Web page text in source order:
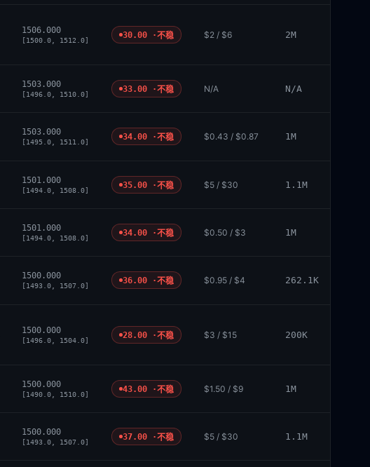
1506.000
[1500.0, 1512.0]
30.00 ·不稳 $2 / $6 2M
1503.000
[1496.0, 1510.0]
33.00 ·不稳 N/A N/A
1503.000
[1495.0, 1511.0]
34.00 ·不稳 $0.43 / $0.87 1M
1501.000
[1494.0, 1508.0]
35.00 ·不稳 $5 / $30 1.1M
1501.000
[1494.0, 1508.0]
34.00 ·不稳 $0.50 / $3 1M
1500.000
[1493.0, 1507.0]
36.00 ·不稳 $0.95 / $4 262.1K
1500.000
[1496.0, 1504.0]
28.00 ·不稳 $3 / $15 200K
1500.000
[1490.0, 1510.0]
43.00 ·不稳 $1.50 / $9 1M
1500.000
[1493.0, 1507.0]
37.00 ·不稳 $5 / $30 1.1M